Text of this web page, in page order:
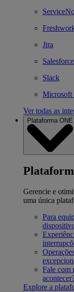
Jira
Salesforce
Slack
Microsoft
Ver todas as
Plataforma ONE
Gerencie e
uma única
Para
Fale com
Explore a